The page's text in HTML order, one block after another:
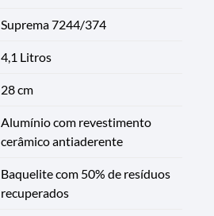
Suprema 7244/374
4,1 Litros
28 cm
Alumínio com revestimento
cerâmico antiaderente
Baquelite com 50% de resíduos
recuperados